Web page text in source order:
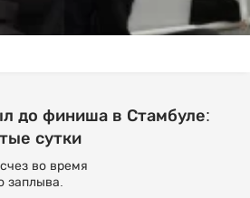
до финиша в Стамбуле:
сутки
во время
заплыва.